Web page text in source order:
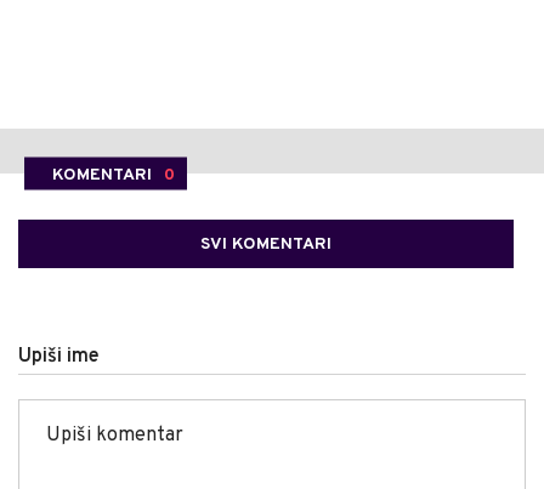
KOMENTARI 0
SVI KOMENTARI
Upiši ime